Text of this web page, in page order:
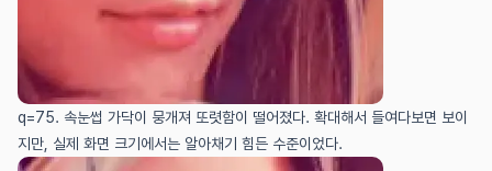
q=75. 속눈썹 가닥이 뭉개져 또렷함이 떨어졌다. 확대해서 들여다보면 보이
지만, 실제 화면 크기에서는 알아채기 힘든 수준이었다.